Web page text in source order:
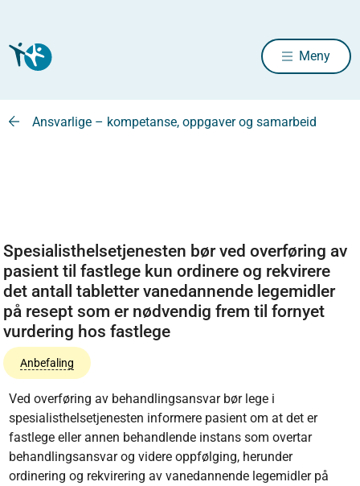
Meny
Ansvarlige – kompetanse, oppgaver og samarbeid
Spesialisthelsetjenesten bør ved overføring av
pasient til fastlege kun ordinere og rekvirere
det antall tabletter vanedannende legemidler
på resept som er nødvendig frem til fornyet
vurdering hos fastlege
Anbefaling
Ved overføring av behandlingsansvar bør lege i
spesialisthelsetjenesten informere pasient om at det er
fastlege eller annen behandlende instans som overtar
behandlingsansvar og videre oppfølging, herunder
ordinering og rekvirering av vanedannende legemidler på